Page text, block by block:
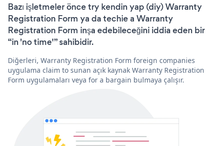
Bazı işletmeler önce try kendin yap (diy) Warranty
Registration Form ya da techie a Warranty
Registration Form inşa edebileceğini iddia eden bir
“in 'no time'” sahibidir.
Diğerleri, Warranty Registration Form foreign companies
uygulama claim to sunan açık kaynak Warranty Registration
Form uygulamaları veya for a bargain bulmaya çalışır.